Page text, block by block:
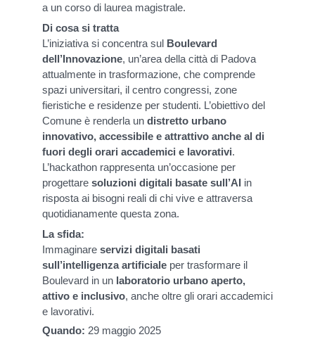
a un corso di laurea magistrale.
Di cosa si tratta
L’iniziativa si concentra sul Boulevard
dell’Innovazione, un’area della città di Padova
attualmente in trasformazione, che comprende
spazi universitari, il centro congressi, zone
fieristiche e residenze per studenti. L’obiettivo del
Comune è renderla un distretto urbano
innovativo, accessibile e attrattivo anche al di
fuori degli orari accademici e lavorativi.
L’hackathon rappresenta un’occasione per
progettare soluzioni digitali basate sull’AI in
risposta ai bisogni reali di chi vive e attraversa
quotidianamente questa zona.
La sfida:
Immaginare servizi digitali basati
sull’intelligenza artificiale per trasformare il
Boulevard in un laboratorio urbano aperto,
attivo e inclusivo, anche oltre gli orari accademici
e lavorativi.
Quando: 29 maggio 2025